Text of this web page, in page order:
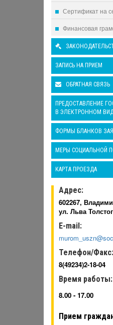
Сертификат на
Финансовая
ЗАПИСЬ НА ПРИЕМ
ОБРАТНАЯ СВЯЗЬ
ПРЕДОСТАВЛЕНИЕ
В ЭЛЕКТРОННОМ
ФОРМЫ БЛАНКОВ
МЕРЫ СОЦИАЛЬНОЙ
КАРТА ПРОЕЗДА
Адрес:
602267,
ул. Льва
E-mail:
Телефон/Факс:
8(49234)2-18-04
Время работы:
8.00 - 17.00
Прием